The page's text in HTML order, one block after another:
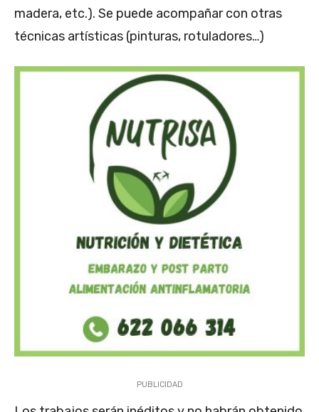
madera, etc.). Se puede acompañar con otras
técnicas artísticas (pinturas, rotuladores…)
PUBLICIDAD